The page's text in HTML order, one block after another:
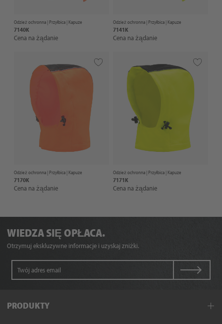
Odzież ochronna | Przyłbica | Kapuze
7140K
Cena na żądanie
Odzież ochronna | Przyłbica | Kapuze
7141K
Cena na żądanie
Odzież ochronna | Przyłbica | Kapuze
7170K
Cena na żądanie
Odzież ochronna | Przyłbica | Kapuze
7171K
Cena na żądanie
WIEDZA SIĘ OPŁACA.
Otrzymuj ekskluzywne informacje i uzyskaj zniżki.
PRODUKTY